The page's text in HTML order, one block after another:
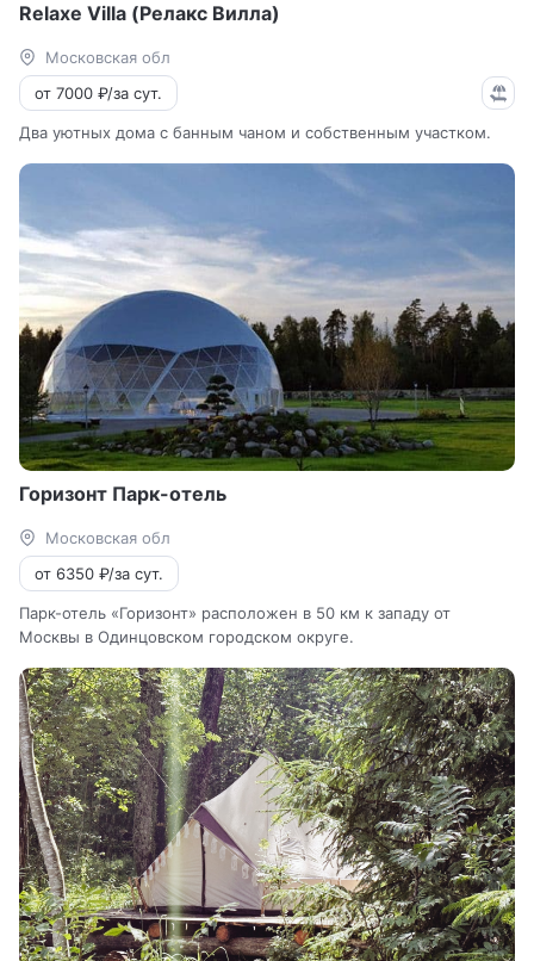
Relaxe Villa (Релакс Вилла)
Московская обл
от 7000 ₽/за сут.
Два уютных дома с банным чаном и собственным участком.
Горизонт Парк-отель
Московская обл
от 6350 ₽/за сут.
Парк-отель «Горизонт» расположен в 50 км к западу от
Москвы в Одинцовском городском округе.